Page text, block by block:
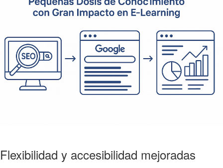
Flexibilidad y accesibilidad mejoradas